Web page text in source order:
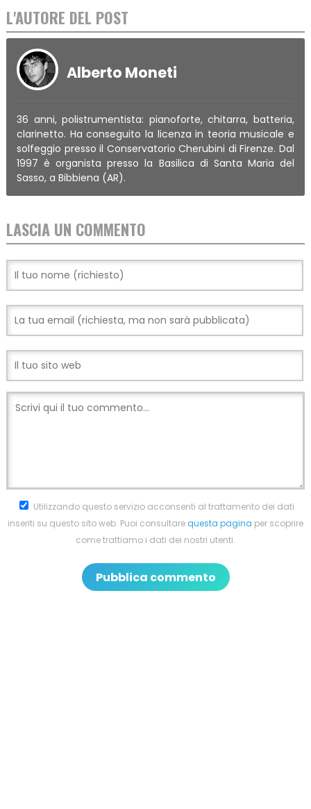
L'AUTORE DEL POST
Alberto Moneti
36 anni, polistrumentista: pianoforte, chitarra, batteria,
clarinetto. Ha conseguito la licenza in teoria musicale e
solfeggio presso il Conservatorio Cherubini di Firenze. Dal
1997 è organista presso la Basilica di Santa Maria del
Sasso, a Bibbiena (AR).
LASCIA UN COMMENTO
Utilizzando questo servizio acconsenti al trattamento dei dati
inseriti su questo sito web. Puoi consultarequesta pagina per scoprire
come trattiamo i dati dei nostri utenti.